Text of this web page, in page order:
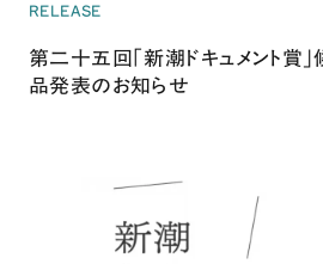
RELEASE
第二十五回「新潮ドキュメント賞
品発表のお知らせ